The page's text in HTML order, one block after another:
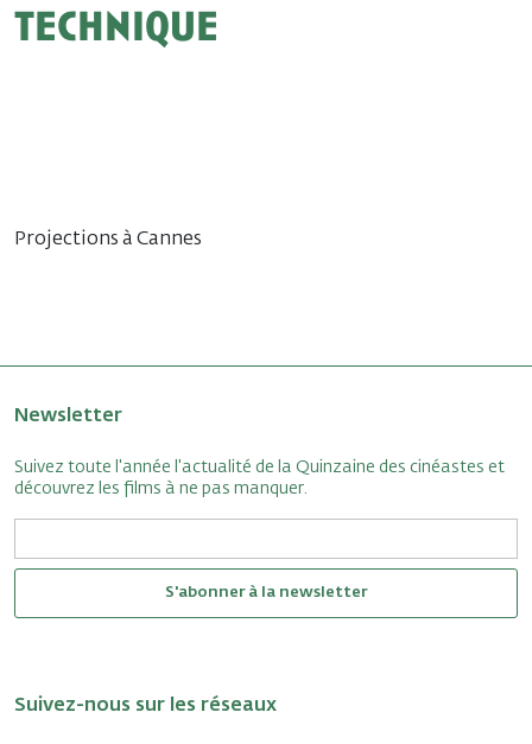
technique
Projections à Cannes
Newsletter
Suivez toute l'année l'actualité de la Quinzaine des cinéastes et
découvrez les films à ne pas manquer.
S'abonner à la newsletter
Suivez-nous sur les réseaux